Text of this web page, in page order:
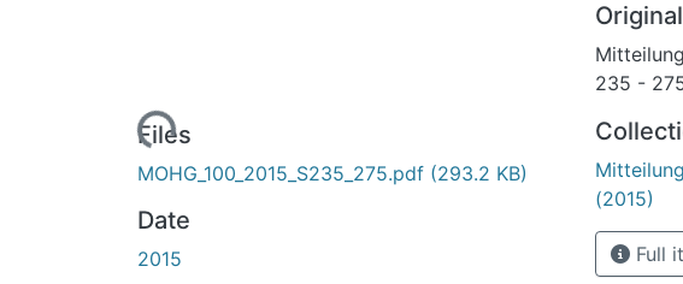
Loading...
Files
MOHG_100_2015_S235_275.pdf (293.2 KB)
Date
2015
235 -
(2015)
Full